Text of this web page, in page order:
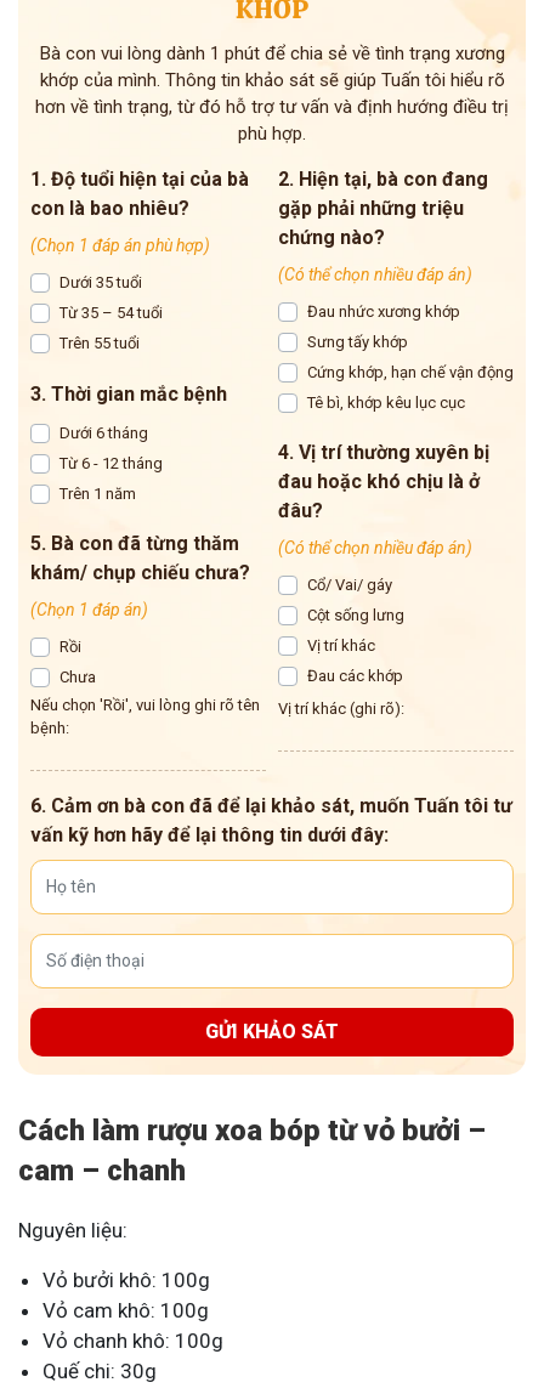
KHỚP
Bà con vui lòng dành 1 phút để chia sẻ về tình trạng xương
khớp của mình. Thông tin khảo sát sẽ giúp Tuấn tôi hiểu rõ
hơn về tình trạng, từ đó hỗ trợ tư vấn và định hướng điều trị
phù hợp.
1. Độ tuổi hiện tại của bà
con là bao nhiêu?
(Chọn 1 đáp án phù hợp)
Dưới 35 tuổi
Từ 35 – 54 tuổi
Trên 55 tuổi
3. Thời gian mắc bệnh
Dưới 6 tháng
Từ 6 - 12 tháng
Trên 1 năm
5. Bà con đã từng thăm
khám/ chụp chiếu chưa?
(Chọn 1 đáp án)
Rồi
Chưa
Nếu chọn 'Rồi', vui lòng ghi rõ tên
bệnh:
2. Hiện tại, bà con đang
gặp phải những triệu
chứng nào?
(Có thể chọn nhiều đáp án)
Đau nhức xương khớp
Sưng tấy khớp
Cứng khớp, hạn chế vận động
Tê bì, khớp kêu lục cục
4. Vị trí thường xuyên bị
đau hoặc khó chịu là ở
đâu?
(Có thể chọn nhiều đáp án)
Cổ/ Vai/ gáy
Cột sống lưng
Vị trí khác
Đau các khớp
Vị trí khác (ghi rõ):
6. Cảm ơn bà con đã để lại khảo sát, muốn Tuấn tôi tư
vấn kỹ hơn hãy để lại thông tin dưới đây:
GỬI KHẢO SÁT
Cách làm rượu xoa bóp từ vỏ bưởi –
cam – chanh
Nguyên liệu:
Vỏ bưởi khô: 100g
Vỏ cam khô: 100g
Vỏ chanh khô: 100g
Quế chi: 30g